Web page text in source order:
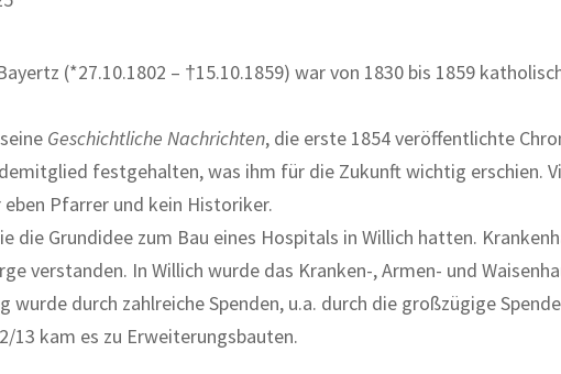
(*27.10.1802 – †15.10.1859) war von 1830 bis 1859
Geschichtliche Nachrichten, die erste 1854 veröffentlichte
festgehalten, was ihm für die Zukunft wichtig erschien.
Pfarrer und kein Historiker.
die Grundidee zum Bau eines Hospitals in Willich hatten.
verstanden. In Willich wurde das Kranken-, Armen- und
wurde durch zahlreiche Spenden, u.a. durch die großzügige
13 kam es zu Erweiterungsbauten.